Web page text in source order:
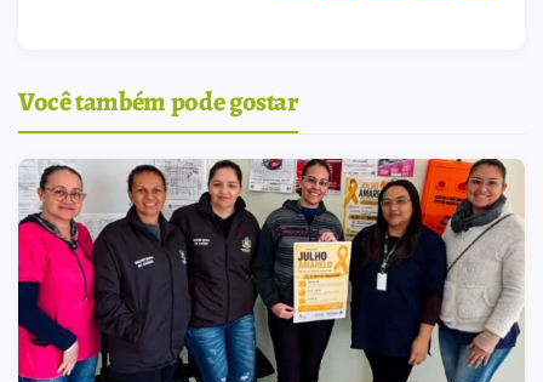
Você também pode gostar